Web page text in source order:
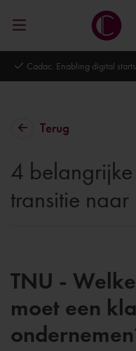
Autodesk Platinum Partner
Terug
4
transitie
TNU -
moet een